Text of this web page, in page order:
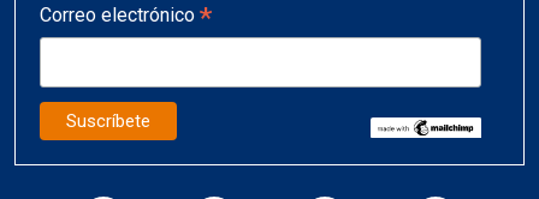
Correo electrónico *